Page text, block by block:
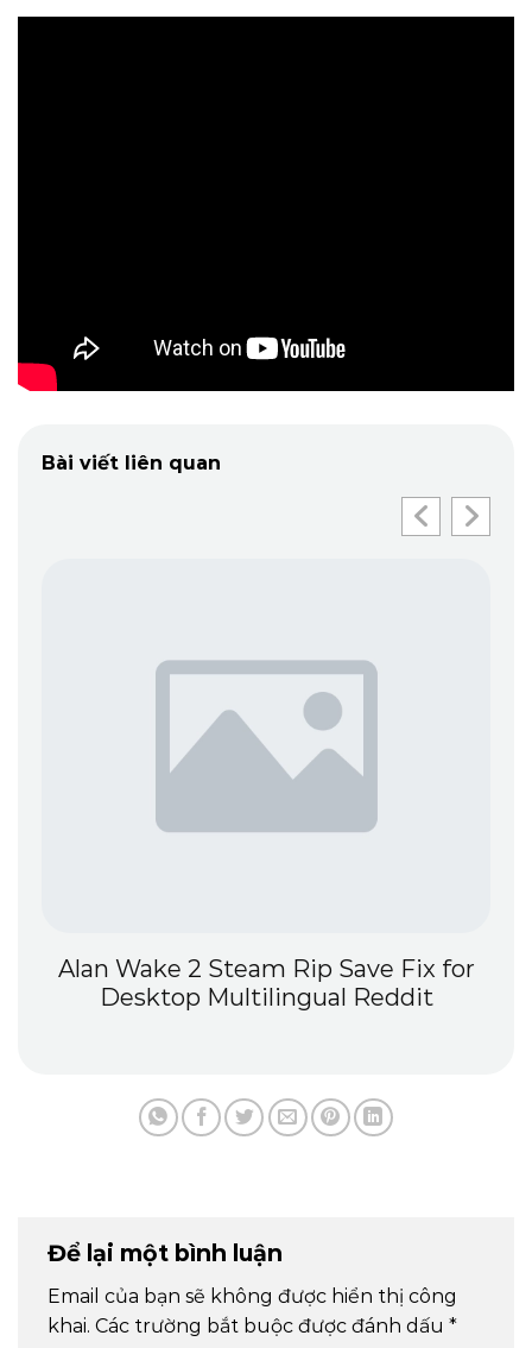
Bài viết liên quan
Alan Wake 2 Steam Rip Save Fix for
Desktop Multilingual Reddit
Để lại một bình luận
Email của bạn sẽ không được hiển thị công
khai. Các trường bắt buộc được đánh dấu *